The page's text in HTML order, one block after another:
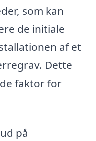
som kan
de initiale
af et
Dette
faktor for
på